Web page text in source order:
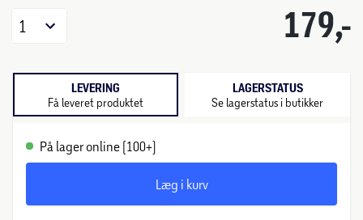
179,-
1
LEVERING
Få leveret produktet
LAGERSTATUS
Se lagerstatus i butikker
På lager online (100+)
Læg i kurv